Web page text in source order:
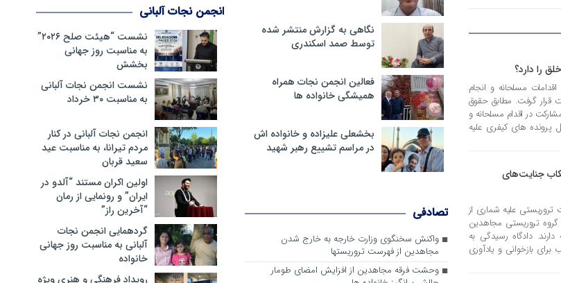
را دارد؟
اتخاذ اقدامات مسلحانه و انجام
قرار گرفت. مطابق حقوق
در اقدام مسلحانه و
های کیفری علیه
جنایت‌های
۱۳۶۰ قربانی یک جنایت تروریستی علیه شماری از
گروه تروریستی مجاهدین
دادگاه رسیدگی به
بازخوانی و یادآوری
نگاهی به گزارش منتشر شده
توسط صمد اسکندری
فعالین انجمن نجات همراه
همیشگی خانواده ها
بخشعلی علیزاده و خانواده اش
در مراسم تشییع رهبر شهید
تصادفی
واکنش سخنگوی وزارت خارجه به خارج شدن
مجاهدین از فهرست تروریستها
وحشت فرقه مجاهدین از افزایش امضای طومار
انجمن نجات آلبانی
نشست “هیئت صلح ۲۰۲۶”
به مناسبت روز جهانی
بخشش
نشست انجمن نجات آلبانی
به مناسبت ۳۰ خرداد
انجمن نجات آلبانی در کنار
مردم تیرانا، به مناسبت عید
سعید قربان
اولین اکران مستند “آلدو در
ایران” و رونمایی از رمان
“آخرین راز”
گردهمایی انجمن نجات
آلبانی به مناسبت روز جهانی
خانواده
رویداد فرهنگی و هنری ویژه